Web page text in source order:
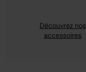
Découvrez nos
accessoires